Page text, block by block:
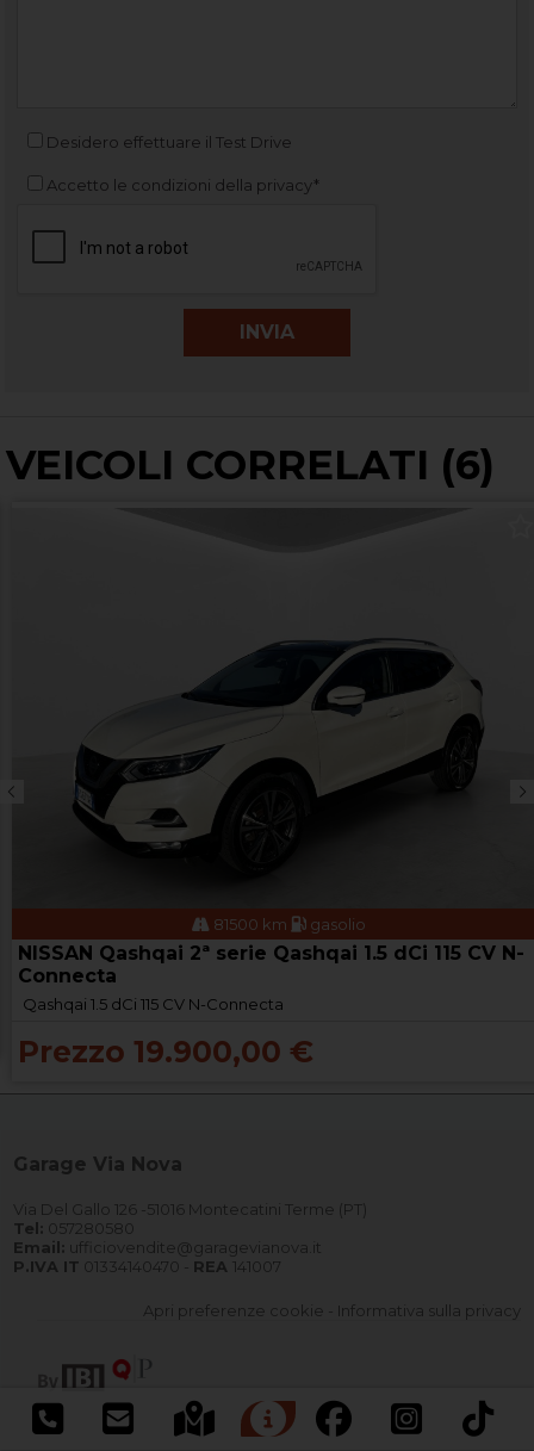
Desidero effettuare il Test Drive
Accetto le condizioni della privacy*
VEICOLI CORRELATI (6)
81500 km gasolio
NISSAN Qashqai 2ª serie Qashqai 1.5 dCi 115 CV N-
Connecta
Qashqai 1.5 dCi 115 CV N-Connecta
Prezzo 19.900,00 €
Garage Via Nova
Via Del Gallo 126 -51016 Montecatini Terme (PT)
Tel: 057280580
Email: ufficiovendite@garagevianova.it
P.IVA IT 01334140470 - REA 141007
Apri preferenze cookie Informativa sulla privacy